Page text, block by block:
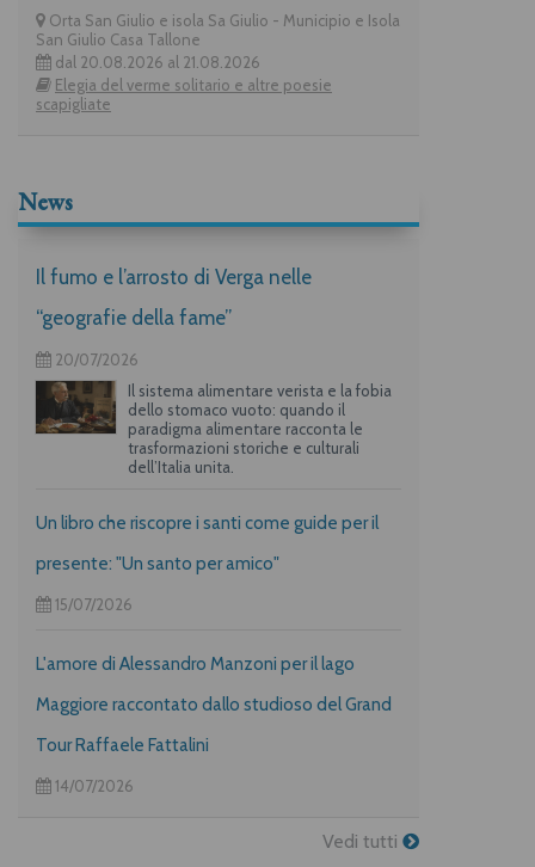
Orta San Giulio e isola Sa Giulio - Municipio e Isola
San Giulio Casa Tallone
dal 20.08.2026 al 21.08.2026
Elegia del verme solitario e altre poesie
scapigliate
News
Il fumo e l’arrosto di Verga nelle
“geografie della fame”
20/07/2026
Il sistema alimentare verista e la fobia
dello stomaco vuoto: quando il
paradigma alimentare racconta le
trasformazioni storiche e culturali
dell’Italia unita.
Un libro che riscopre i santi come guide per il
presente: "Un santo per amico"
15/07/2026
L'amore di Alessandro Manzoni per il lago
Maggiore raccontato dallo studioso del Grand
Tour Raffaele Fattalini
14/07/2026
Vedi tutti